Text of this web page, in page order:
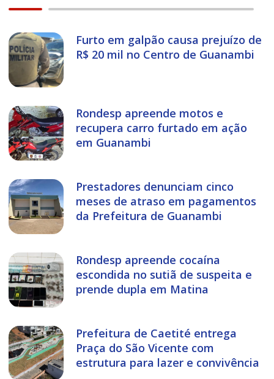
Furto em galpão causa prejuízo de
R$ 20 mil no Centro de Guanambi
Rondesp apreende motos e
recupera carro furtado em ação
em Guanambi
Prestadores denunciam cinco
meses de atraso em pagamentos
da Prefeitura de Guanambi
Rondesp apreende cocaína
escondida no sutiã de suspeita e
prende dupla em Matina
Prefeitura de Caetité entrega
Praça do São Vicente com
estrutura para lazer e convivência